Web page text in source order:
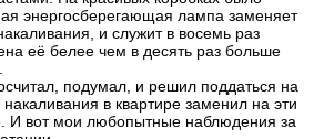
энергосберегающая лампа заменяет
и служит в восемь раз
её белее чем в десять раз больше
подумал, и решил поддаться на
в квартире заменил на эти
И вот мои любопытные наблюдения за